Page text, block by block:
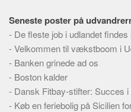
Tekstannoncer
Bannere
Hjælp
Seneste poster på
- De fleste job i udlandet
-Velkommen til vækstboom i
- Banken grinede ad os
- Boston kalder
- Dansk Fitbay-stifter: Succes
- Køb en feriebolig på Sicilien